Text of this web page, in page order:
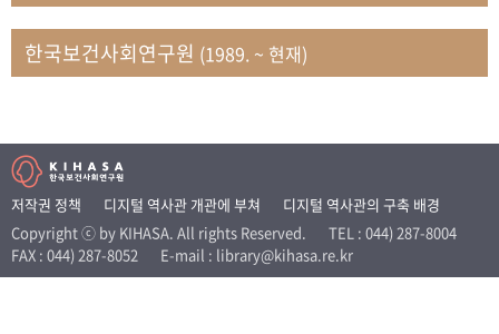
박인화
보건정책연구실
박재빈
연구부 인구역학담당실
변종화
보건정책연구실 건강증진팀
송건용
보건정책연구실
송태민
정보통계연구실 빅데이터연구센터
신희설
사업개발부 국제협력연구실
이규식
의료보험연구실
이문기
훈련부
한국보건사회연구원 (1989. ~ 현재)
저작권 정책 디지털 역사관 개관에 부쳐
디지털 역사관의 구축 배경
Copyright ⓒ by KIHASA. All rights Reserved.
TEL : 044) 287-8004
FAX : 044) 287-8052
E-mail : library@kihasa.re.kr